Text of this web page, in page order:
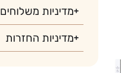
מדיניות משלוחים
מדיניות החזרות